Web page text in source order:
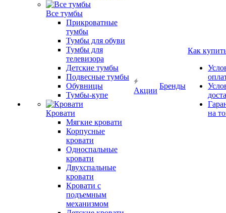
Все тумбы
Прикроватные
тумбы
Тумбы для обуви
Тумбы для
телевизора
Детские тумбы
Подвесные тумбы
Обувницы
Тумбы-купе
Кровати
Мягкие кровати
Корпусные
кровати
Односпальные
кровати
Двухспальные
кровати
Кровати с
подъемным
механизмом
Акции
Бренды
Как
на